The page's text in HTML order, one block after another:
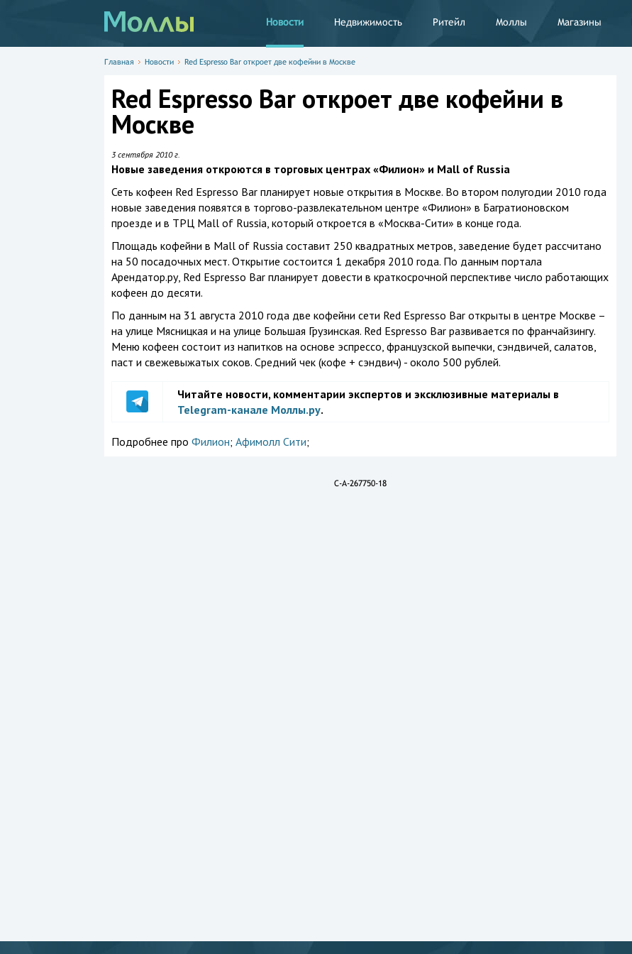
Новости Недвижимость Ритейл Моллы Магазины
Главная Новости Red Espresso Bar откроет две кофейни в Москве
Red Espresso Bar откроет две кофейни в
Москве
3 сентября 2010 г.
Новые заведения откроются в торговых центрах «Филион» и Mall of Russia
Сеть кофеен Red Espresso Bar планирует новые открытия в Москве. Во втором полугодии 2010 года
новые заведения появятся в торгово-развлекательном центре «Филион» в Багратионовском
проезде и в ТРЦ Mall of Russia, который откроется в «Москва-Сити» в конце года.
Площадь кофейни в Mall of Russia составит 250 квадратных метров, заведение будет рассчитано
на 50 посадочных мест. Открытие состоится 1 декабря 2010 года. По данным портала
Арендатор.ру, Red Espresso Bar планирует довести в краткосрочной перспективе число работающих
кофеен до десяти.
По данным на 31 августа 2010 года две кофейни сети Red Espresso Bar открыты в центре Москве –
на улице Мясницкая и на улице Большая Грузинская. Red Espresso Bar развивается по франчайзингу.
Меню кофеен состоит из напитков на основе эспрессо, французской выпечки, сэндвичей, салатов,
паст и свежевыжатых соков. Средний чек (кофе + сэндвич) - около 500 рублей.
Читайте новости, комментарии экспертов и эксклюзивные материалы в
Telegram-канале Моллы.ру.
Подробнее про Филион; Афимолл Сити;
C-A-267750-18